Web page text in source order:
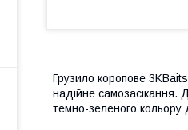
Грузило коропове
надійне самозасікання.
темно-зеленого кольору